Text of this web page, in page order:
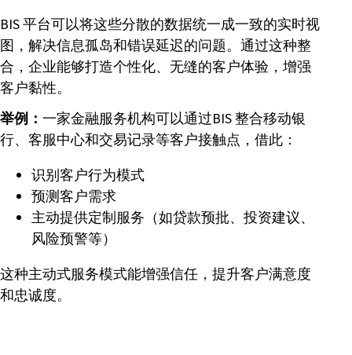
BIS 平台可以将这些分散的数据统一成一致的实时视
图，解决信息孤岛和错误延迟的问题。通过这种整
合，企业能够打造个性化、无缝的客户体验，增强
客户黏性。
举例： 一家金融服务机构可以通过BIS 整合移动银
行、客服中心和交易记录等客户接触点，借此：
识别客户行为模式
预测客户需求
主动提供定制服务（如贷款预批、投资建议、
风险预警等）
这种主动式服务模式能增强信任，提升客户满意度
和忠诚度。